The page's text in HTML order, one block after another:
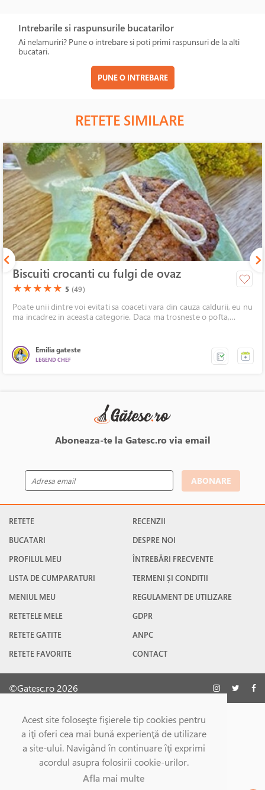
Acest site foloseşte fişierele tip cookies pentru
a iţi oferi cea mai bună experienţă de utilizare
a site-ului. Navigând în continuare îţi exprimi
acordul asupra folosirii cookie-urilor.
Afla mai multe
Intrebarile si raspunsurile bucatarilor
Ai nelamuriri? Pune o intrebare si poti primi raspunsuri de la alti
bucatari.
PUNE O INTREBARE
RETETE SIMILARE
Biscuiti crocanti cu fulgi de ovaz
(*)
★(*)
★(*)
★(*)
★(*)
★ 5 (49)
Poate unii dintre voi evitati sa coaceti vara din cauza caldurii, eu nu
ma incadrez in aceasta categorie. Daca ma trosneste o pofta,
Emilia gateste
LEGEND CHEF
Aboneaza-te la Gatesc.ro via email
ABONARE
RETETE
BUCATARI
PROFILUL MEU
LISTA DE CUMPARATURI
MENIUL MEU
RETETELE MELE
RETETE GATITE
RETETE FAVORITE
RECENZII
DESPRE NOI
ÎNTREBĂRI FRECVENTE
TERMENI ȘI CONDITII
REGULAMENT DE UTILIZARE
GDPR
ANPC
CONTACT
©Gatesc.ro 2026